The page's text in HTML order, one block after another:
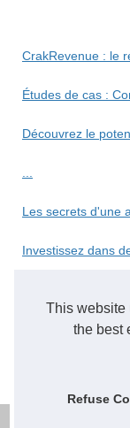
This website
the best
Refuse
CrakRevenue : le
Études de cas :
Découvrez le
...
Les secrets d'une
Investissez dans
ChatGPT France